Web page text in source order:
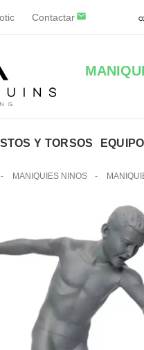
Contactar
Y TORSOS
- MANIQUIES NINOS -